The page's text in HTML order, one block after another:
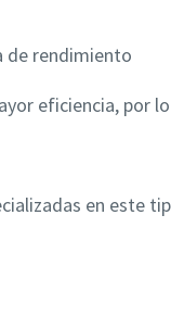
de rendimiento
eficiencia, por
en este